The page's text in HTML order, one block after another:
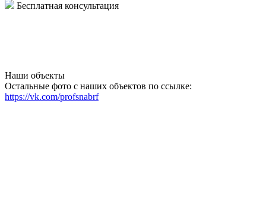
Бесплатная консультация
Наши объекты
Остальные фото с наших объектов по ссылке:
https://vk.com/profsnabrf